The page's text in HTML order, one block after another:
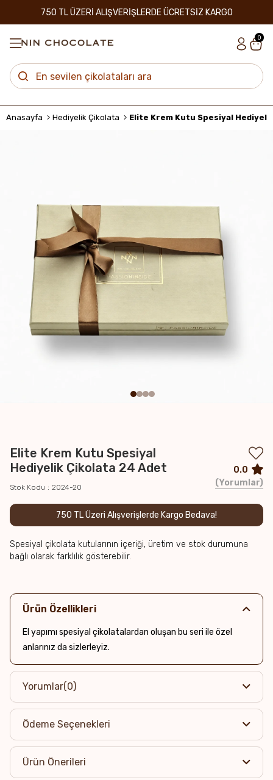
750 TL ÜZERİ ALIŞVERİŞLERDE ÜCRETSİZ KARGO
0
Anasayfa Hediyelik Çikolata
Elite Krem Kutu Spesiyal
Hediyelik Çikolata 24 Adet
Stok Kodu 2024-20
750 TL Üzeri Alışverişlerde Kargo Bedava!
Spesiyal çikolata kutularının içeriği, üretim ve stok durumuna
bağlı olarak farklılık gösterebilir.
0.0
Yorumlar
Ürün Özellikleri
El yapımı spesiyal çikolatalardan oluşan bu seri ile özel
anlarınız da sizlerleyiz.
Yorumlar(0)
Ödeme Seçenekleri
Ürün Önerileri